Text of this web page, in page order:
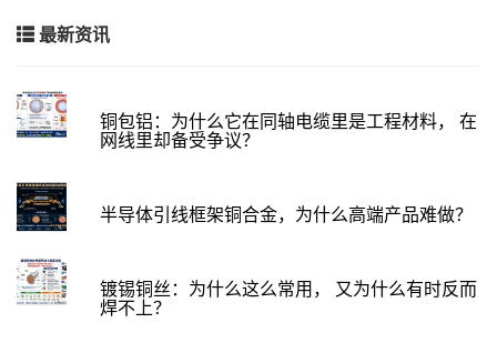
最新资讯
铜包铝：为什么它在同轴电缆里是工程材料， 在
网线里却备受争议？
半导体引线框架铜合金，为什么高端产品难做？
镀锡铜丝：为什么这么常用， 又为什么有时反而
焊不上？